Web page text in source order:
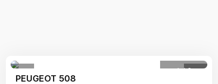
1 /9
PEUGEOT 508